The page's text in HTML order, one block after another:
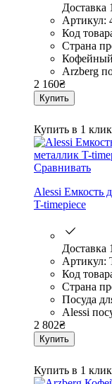
Доставка
Артикул:
Код
Страна
Arzberg
2 160₴
Купить
Купить в 1 клик
Сравнивать
Alessi Емкость
T-timepiece
Доставка
Артикул:
Код
Страна
Посуда
Alessi
2 802₴
Купить
Купить в 1 клик